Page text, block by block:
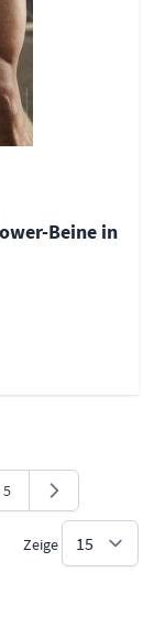
Beine in
Seite
5
Zeige